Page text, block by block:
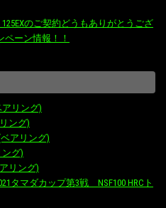
のご契約どうもありがとうござ
ペーン情報！！
アリング)
リング)
ベアリング)
ング)
アリング)
タマダカップ第3戦 NSF100 HRCト